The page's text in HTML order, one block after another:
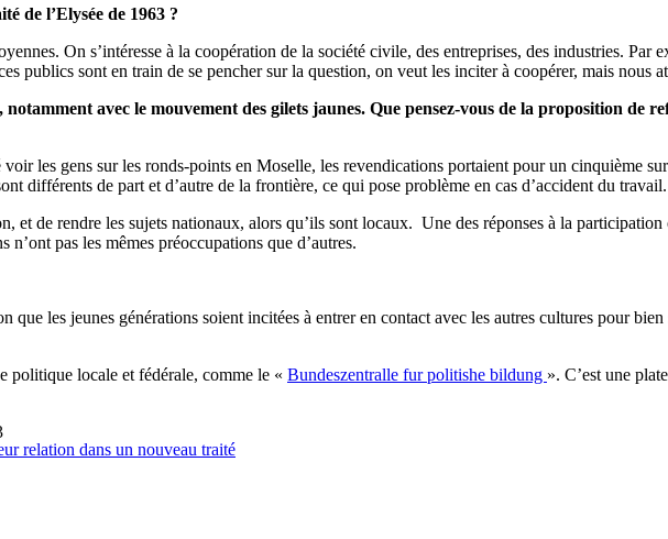
de l’Elysée de 1963 ?
On s’intéresse à la coopération de la société civile, des entreprises, des industries. Par
publics sont en train de se pencher sur la question, on veut les inciter à coopérer, mais nous
avec le mouvement des gilets jaunes. Que pensez-vous de la proposition de
les gens sur les ronds-points en Moselle, les revendications portaient pour un cinquième
différents de part et d’autre de la frontière, ce qui pose problème en cas d’accident du travail.
et de rendre les sujets nationaux, alors qu’ils sont locaux. Une des réponses à la
pas les mêmes préoccupations que d’autres.
que les jeunes générations soient incitées à entrer en contact avec les autres cultures pour
politique locale et fédérale, comme le « Bundeszentralle fur politishe bildung ». C’est une
relation dans un nouveau traité